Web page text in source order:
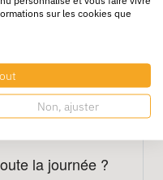
T8
8 ?
aux mains
la journée ?
sur les cookies que
Non, ajuster